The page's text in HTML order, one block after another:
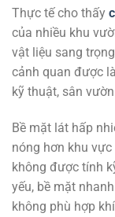
Thực tế cho thấy
của nhiều khu
vật liệu sang
cảnh quan được
kỹ thuật, sân
Bề mặt lát hấp
nóng hơn khu
không được tính
yếu, bề mặt
không phù hợp